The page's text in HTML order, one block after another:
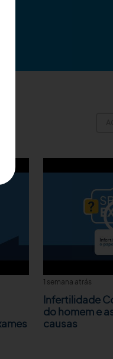
1 semana atrás
Infertilidade
do homem e
causas